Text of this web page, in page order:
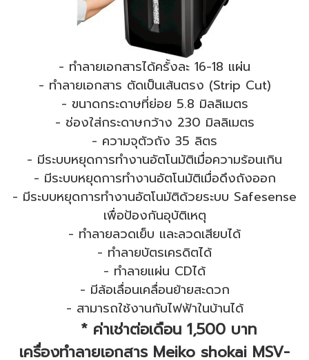
- ทำลายเอกสารได้ครั้งละ 16-18 แผ่น
- ทำลายเอกสาร ตัดเป็นเส้นตรง (Strip Cut)
- ขนาดกระดาษที่ย่อย 5.8 มิลลิเมตร
- ช่องใส่กระดาษกว้าง 230 มิลลิเมตร
- ความจุตัวถัง 35 ลิตร
- มีระบบหยุดการทำงานอัตโนมัติเมื่อความร้อนเกิน
- มีระบบหยุดการทำงานอัตโนมัติเมื่อดึงถังออก
- มีระบบหยุดการทำงานอัตโนมัติด้วยระบบ Safesense
เพื่อป้องกันอุบัติเหตุ
- ทำลายลวดเย็บ และลวดเสียบได้
- ทำลายบัตรเครดิตได้
- ทำลายแผ่น CDได้
- มีล้อเลื่อนเคลื่อนย้ายสะดวก
- สามารถใช้งานกับไฟฟ้าในบ้านได้
* ค่าเช่าต่อเดือน 1,500 บาท
เครื่องทำลายเอกสาร Meiko shokai MSV-